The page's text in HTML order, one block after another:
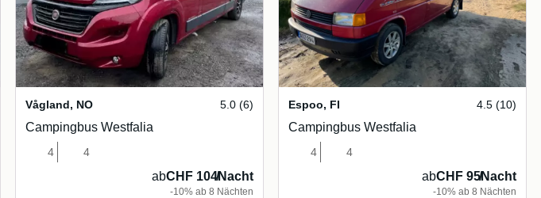
Vågland, NO 5.0 (6)
Campingbus Westfalia
4 4
abCHF 104/Nacht
-10% ab 8 Nächten
Espoo, FI 4.5 (10)
Campingbus Westfalia
4 4
abCHF 95/Nacht
-10% ab 8 Nächten